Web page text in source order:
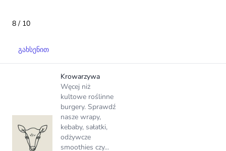
8 / 10
გახსენით
Krowarzywa
Węcej niż
kultowe roślinne
burgery. Sprawdź
nasze wrapy,
kebaby, sałatki,
odżywcze
smoothies czy...